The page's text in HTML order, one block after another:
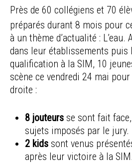
Près de 60 collégiens et 70
préparés durant 8 mois pour
à un thème d’actualité : L’eau.
dans leur établissements puis
qualification à la SIM, 10
scène ce vendredi 24 mai
droite :
8 jouteurs se sont fait
sujets imposés par le jury.
2 kids sont venus
après leur victoire à la SIM.